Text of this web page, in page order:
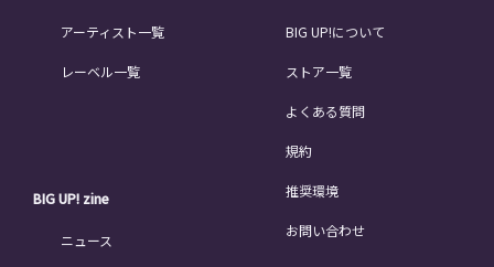
アーティスト一覧
レーベル一覧
BIG UP! zine
ニュース
BIG UP!について
ストア一覧
よくある質問
規約
推奨環境
お問い合わせ